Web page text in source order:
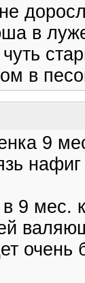
в
в
9
9 мес.